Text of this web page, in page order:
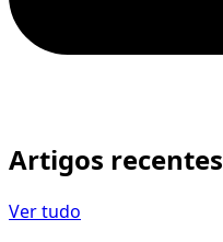
Artigos recentes
Ver tudo